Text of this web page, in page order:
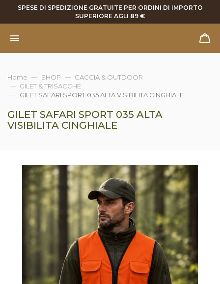
SPESE DI SPEDIZIONE GRATUITE PER ORDINI DI IMPORTO
SUPERIORE AGLI 89 €
Home SHOP
CACCIA & OUTDOOR
GILET & TRISACCHE
GILET SAFARI SPORT 035 ALTA VISIBILITA CINGHIALE
GILET SAFARI SPORT 035 ALTA
VISIBILITA CINGHIALE